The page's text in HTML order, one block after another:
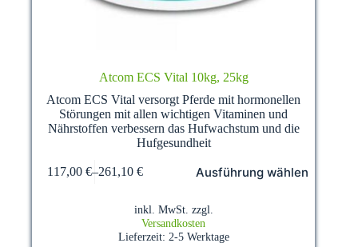
Atcom ECS Vital 10kg, 25kg
Atcom ECS Vital versorgt Pferde mit hormonellen
Störungen mit allen wichtigen Vitaminen und
Nährstoffen verbessern das Hufwachstum und die
Hufgesundheit
117,00 €–261,10 € Ausführung wählen
Produkt
inkl. MwSt. zzgl.
Versandkosten
Lieferzeit: 2-5 Werktage